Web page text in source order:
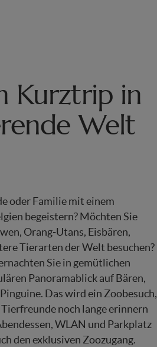
Kurztrip in
Welt
oder Familie mit einem
begeistern? Möchten Sie
Orang-Utans, Eisbären,
Tierarten der Welt besuchen?
Sie in gemütlichen
Panoramablick auf Bären,
Das wird ein Zoobesuch,
noch lange erinnern
WLAN und Parkplatz
den exklusiven Zoozugang.